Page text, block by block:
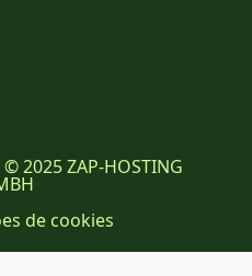
© 2025 ZAP-HOSTING
de cookies